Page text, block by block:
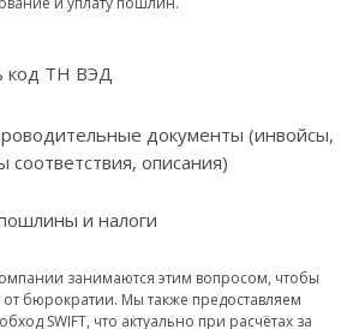
код ТН ВЭД
документы (инвойсы,
соответствия, описания)
и налоги
занимаются этим вопросом, чтобы
от бюрократии. Мы также предоставляем
SWIFT, что актуально при расчётах за